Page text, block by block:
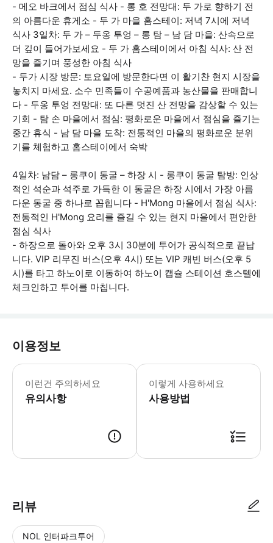
- 메오 바크에서 점심 식사 - 롱 호 전망대: 두 가로 향하기 전
의 아름다운 휴게소 - 두 가 마을 홈스테이: 저녁 7시에 저녁
식사 3일차: 두 가 – 두옹 투엉 – 롱 탐 – 남 담 마을: 산속으로
더 깊이 들어가보세요 - 두 가 홈스테이에서 아침 식사: 산 전
망을 즐기며 풍성한 아침 식사
- 두가 시장 방문: 토요일에 방문한다면 이 활기찬 현지 시장을
놓치지 마세요. 소수 민족들이 수공예품과 농산물을 판매합니
다 - 두옹 투엉 전망대: 또 다른 멋진 산 전망을 감상할 수 있는
기회 - 탐 손 마을에서 점심: 평화로운 마을에서 점심을 즐기는
중간 휴식 - 남 담 마을 도착: 전통적인 마을의 평화로운 분위
기를 체험하고 홈스테이에서 숙박
4일차: 남담 – 롱쿠이 동굴 – 하장 시 - 롱쿠이 동굴 탐방: 인상
적인 석순과 석주로 가득한 이 동굴은 하장 시에서 가장 아름
다운 동굴 중 하나로 꼽힙니다 - H'Mong 마을에서 점심 식사:
전통적인 H'Mong 요리를 즐길 수 있는 현지 마을에서 편안한
점심 식사
- 하장으로 돌아와 오후 3시 30분에 투어가 공식적으로 끝납
니다. VIP 리무진 버스(오후 4시) 또는 VIP 캐빈 버스(오후 5
시)를 타고 하노이로 이동하여 하노이 캡슐 스테이션 호스텔에
체크인하고 투어를 마칩니다.
이용정보
이런건 주의하세요
유의사항
투어 시작 전날에 픽업해드립니다. 선
이렇게 사용하세요
사용방법
리뷰
NOL 인터파크투어